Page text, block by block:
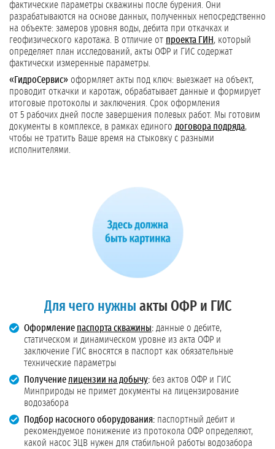
фактические параметры скважины после бурения. Они
разрабатываются на основе данных, полученных непосредственно
на объекте: замеров уровня воды, дебита при откачках и
геофизического каротажа. В отличие от проекта ГИН, который
определяет план исследований, акты ОФР и ГИС содержат
фактически измеренные параметры.
«ГидроСервис» оформляет акты под ключ: выезжает на объект,
проводит откачки и каротаж, обрабатывает данные и формирует
итоговые протоколы и заключения. Срок оформления
от 5 рабочих дней после завершения полевых работ. Мы готовим
документы в комплексе, в рамках единого договора подряда,
чтобы не тратить Ваше время на стыковку с разными
исполнителями.
Для чего нужны акты ОФР и ГИС
Оформление паспорта скважины: данные о дебите,
статическом и динамическом уровне из акта ОФР и
заключение ГИС вносятся в паспорт как обязательные
технические параметры
Получениелицензии на добычу: без актов ОФР и ГИС
Минприроды не примет документы на лицензирование
водозабора
Подбор насосного оборудования: паспортный дебит и
рекомендуемое понижение из протокола ОФР определяют,
какой насос ЭЦВ нужен для стабильной работы водозабора